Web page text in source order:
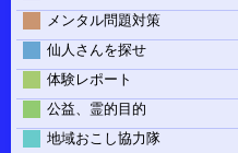
メンタル問題対策
仙人さんを探せ
体験レポート
公益、霊的目的
地域おこし協力隊